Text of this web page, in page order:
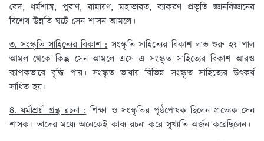
বেদ, ধর্মশাস্ত্র, পুরাণ, রামায়ণ, মহাভারত, ব্যাকরণ প্রভৃতি জ্ঞানবিজ্ঞানের
বিশেষ উন্নতি ঘটে সেন শাসন আমলে।
৩. সংস্কৃতি সাহিত্যের বিকাশ :সংস্কৃতি সাহিত্যের বিকাশ লাভ শুরু হয় পাল
আমল থেকে কিন্তু সেন আমলে এসে এ সংস্কৃত সাহিত্যের বিকাশ আরও
ব্যাপকভাবে বৃদ্ধি পায়। সংস্কৃত ভাষায় বিভিন্ন সংস্কৃত সাহিত্যের উৎকর্ষ
সাধিত হয়।
৪. ধর্মাশ্রয়ী গ্রন্থ রচনা :শিক্ষা ও সংস্কৃতির পৃষ্ঠপোষক ছিলেন প্রত্যেক সেন
শাসক। তাদের মধ্যে অনেকেই কাব্য রচনা করে সুখ্যাতি অর্জন করেছিলেন।